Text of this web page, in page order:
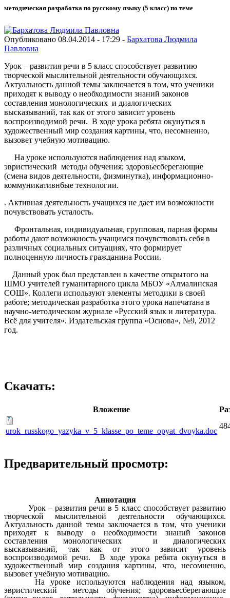
методическая разработка по русскому языку (5 класс) по теме
Опубликовано 08.04.2014 - 17:29 - Бархатова Людмила
Павловна
Урок – развития речи в 5 класс способствует развитию
творческой мыслительной деятельности обучающихся.
Актуальность данной темы заключается в том, что ученики
приходят к выводу о необходимости знаний законов
составления монологических и диалогических
высказываний, так как от этого зависит уровень
воспроизводимой речи. В ходе урока ребята окунуться в
художественный мир создания картины, что, несомненно,
вызовет учебную мотивацию.
На уроке используются наблюдения над языком,
эвристический методы обучения; здоровьесберегающие
(смена видов деятельности, физминутка), информационно-
коммуникативн6ые технологии.
. Активная деятельность учащихся не дает им возможности
почувствовать усталость.
Фронтальная, индивидуальная, групповая, парная формы
работы дают возможность учащимся почувствовать себя в
различных социальных ситуациях, что формирует
полноценную личность гражданина России.
Данный урок был представлен в качестве открытого на
ШМО учителей гуманитарного цикла МБОУ «Алмалинская
СОШ». Коллеги используют элементы методики в своей
работе; методическая разработка этого урока напечатана в
научно-методическом журнале «Русский язык и литература.
Всё для учителя». Издательская группа «Основа», №9, 2012
год.
Скачать:
Вложение
urok_russkogo_yazyka_v_5_klasse_po_teme_opyat_dvoyka.doc
Предварительный просмотр:
Аннотация
Урок – развития речи в 5 класс способствует развитию
творческой мыслительной деятельности обучающихся.
Актуальность данной темы заключается в том, что ученики
приходят к выводу о необходимости знаний законов
составления монологических и диалогических
высказываний, так как от этого зависит уровень
воспроизводимой речи. В ходе урока ребята окунуться в
художественный мир создания картины, что, несомненно,
вызовет учебную мотивацию.
На уроке используются наблюдения над языком,
эвристический методы обучения; здоровьесберегающие